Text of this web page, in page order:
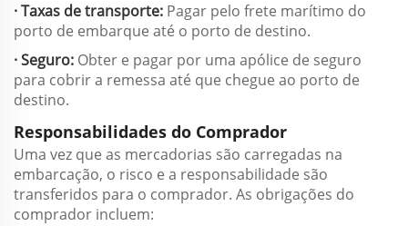
· Taxas de transporte: Pagar pelo frete marítimo do
porto de embarque até o porto de destino.
· Seguro: Obter e pagar por uma apólice de seguro
para cobrir a remessa até que chegue ao porto de
destino.
Responsabilidades do Comprador
Uma vez que as mercadorias são carregadas na
embarcação, o risco e a responsabilidade são
transferidos para o comprador. As obrigações do
comprador incluem: